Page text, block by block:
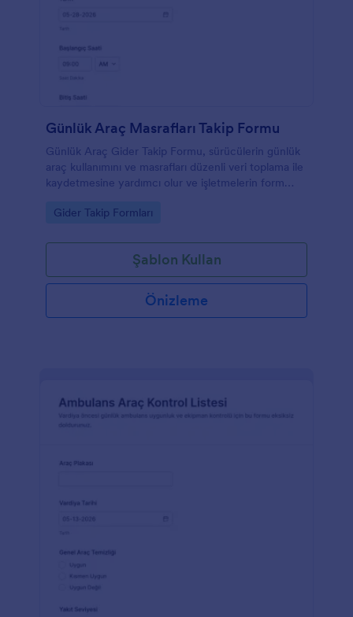
Günlük Araç Masrafları Takip Formu
Günlük Araç Gider Takip Formu, sürücülerin günlük
araç kullanımını ve masrafları düzenli veri toplama ile
kaydetmesine yardımcı olur ve işletmelerin form
kolaylaştırır.
Go to Category:
Gider Takip Formları
Şablon Kullan
Önizleme